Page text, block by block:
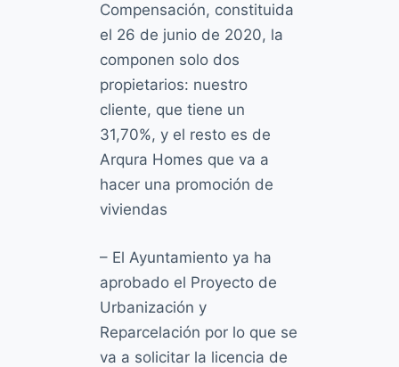
Compensación, constituida
el 26 de junio de 2020, la
componen solo dos
propietarios: nuestro
cliente, que tiene un
31,70%, y el resto es de
Arqura Homes que va a
hacer una promoción de
viviendas
– El Ayuntamiento ya ha
aprobado el Proyecto de
Urbanización y
Reparcelación por lo que se
va a solicitar la licencia de